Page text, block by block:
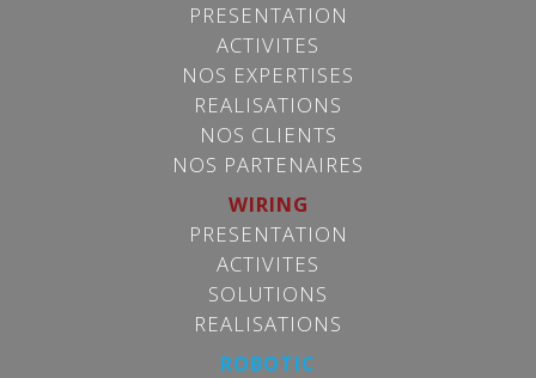
PRESENTATION
ACTIVITES
NOS EXPERTISES
REALISATIONS
NOS CLIENTS
NOS PARTENAIRES
WIRING
PRESENTATION
ACTIVITES
SOLUTIONS
REALISATIONS
ROBOTIC